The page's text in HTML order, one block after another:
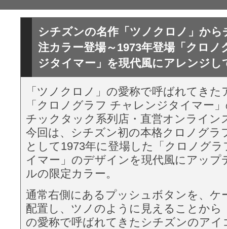
シチズンの名作「ツノクロノ」か
注カラー登場～1973年登場「クロノ
ジタイマー」を現代風にアレンジし
「ツノクロノ」の愛称で呼ばれてき
「クロノグラフ チャレンジタイマー
チックタック系列店・直営オンライン
今回は、シチズン初の本格クロノグラ
として1973年に登場した「クロノグ
イマー」のデザインを現代風にアップ
ルの限定カラー。
通常右側にあるプッシュボタンを、ケ
配置し、ツノのように見えることから
の愛称で呼ばれてきたシチズンのアイ